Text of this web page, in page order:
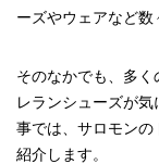
ーズやウェアなど数
そのなかでも、多
レランシューズが
事では、サロモン
紹介します。